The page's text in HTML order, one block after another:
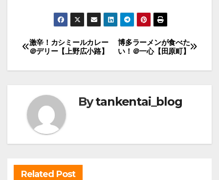
投
稿
ナ
ゲ
ー
シ
ョ
ン
博多ラーメンが食べた
い！＠一心【田原町】
激辛！カシミールカレー
＠デリー【上野広小路】
Bytankentai_blog
Related Post